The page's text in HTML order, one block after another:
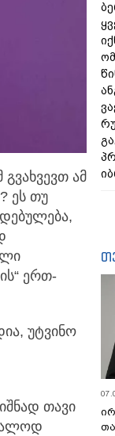
ამ
ეს თუ
ერთ-
უტვინო
თავი